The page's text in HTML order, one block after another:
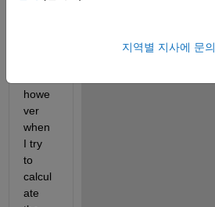
howe
ver
when
I try
to
calcul
ate
지역별 지사에 문의